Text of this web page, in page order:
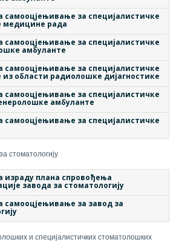
самооцјењивање за специјалистичке
медицине рада
самооцјењивање за специјалистичке
амбуланте
самооцјењивање за специјалистичке
из области радиолошке дијагностике
самооцјењивање за специјалистичке
амбуланте
самооцјењивање за специјалистичке
стоматологију
израду плана спровођења
завода за стоматологију
самооцјењивање за завод за
и специјалистичких стоматолошких